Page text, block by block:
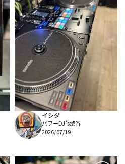
イシダ
パワーDJ's渋谷
2026/07/19